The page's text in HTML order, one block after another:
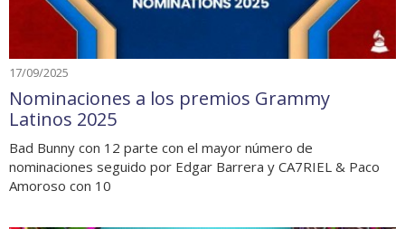
17/09/2025
Nominaciones a los premios Grammy
Latinos 2025
Bad Bunny con 12 parte con el mayor número de
nominaciones seguido por Edgar Barrera y CA7RIEL & Paco
Amoroso con 10